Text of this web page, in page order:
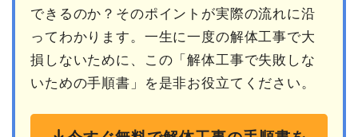
できるのか？そのポイントが実際の流れに沿
ってわかります。一生に一度の解体工事で大
損しないために、この「解体工事で失敗しな
いための手順書」を是非お役立てください。